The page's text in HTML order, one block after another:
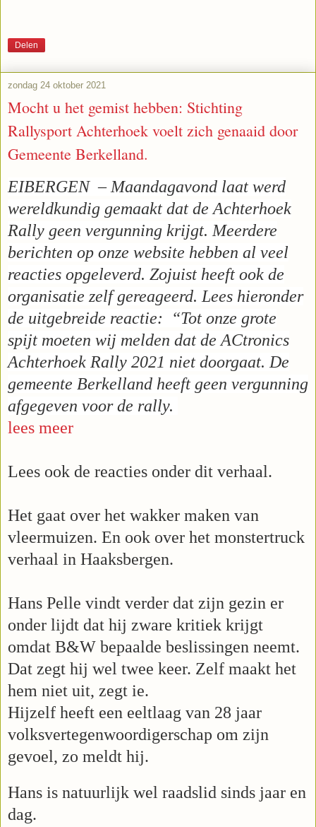
Delen
zondag 24 oktober 2021
Mocht u het gemist hebben: Stichting
Rallysport Achterhoek voelt zich genaaid door
Gemeente Berkelland.
EIBERGEN – Maandagavond laat werd
wereldkundig gemaakt dat de Achterhoek
Rally geen vergunning krijgt. Meerdere
berichten op onze website hebben al veel
reacties opgeleverd. Zojuist heeft ook de
organisatie zelf gereageerd. Lees hieronder
de uitgebreide reactie: “Tot onze grote
spijt moeten wij melden dat de ACtronics
Achterhoek Rally 2021 niet doorgaat. De
gemeente Berkelland heeft geen vergunning
afgegeven voor de rally.
lees meer
Lees ook de reacties onder dit verhaal.
Het gaat over het wakker maken van
vleermuizen. En ook over het monstertruck
verhaal in Haaksbergen.
Hans Pelle vindt verder dat zijn gezin er
onder lijdt dat hij zware kritiek krijgt
omdat B&W bepaalde beslissingen neemt.
Dat zegt hij wel twee keer. Zelf maakt het
hem niet uit, zegt ie.
Hijzelf heeft een eeltlaag van 28 jaar
volksvertegenwoordigerschap om zijn
gevoel, zo meldt hij.
Hans is natuurlijk wel raadslid sinds jaar en
dag.